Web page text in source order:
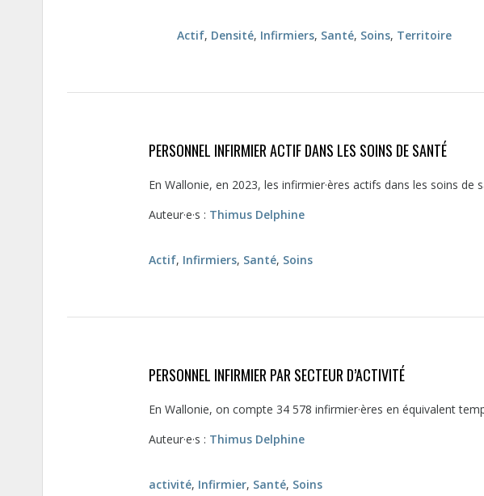
Actif, Densité, Infirmiers, Santé, Soins, Territoire
PERSONNEL INFIRMIER ACTIF DANS LES SOINS DE SANTÉ
En Wallonie, en 2023, les infirmier·ères actifs dans les soins
Auteur·e·s : Thimus Delphine
Actif, Infirmiers, Santé, Soins
PERSONNEL INFIRMIER PAR SECTEUR D’ACTIVITÉ
En Wallonie, on compte 34 578 infirmier·ères en équivalent
Auteur·e·s : Thimus Delphine
activité, Infirmier, Santé, Soins